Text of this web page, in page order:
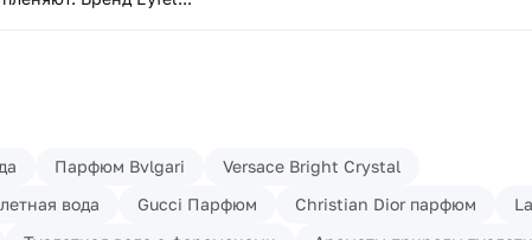
Парфюм Bvlgari
Versace Bright Crystal
вода Gucci Парфюм Christian Dior парфюм